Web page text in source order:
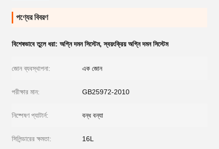
পণ্যের বিবরণ
বিশেষভাবে তুলে ধরা: অগ্নি দমন সিস্টেম,স্বয়ংক্রিয় অগ্নি দমন সিস্টেম
জোন ব্যবস্থাপনা: এক জোন
পরীক্ষার মান: GB25972-2010
নিষ্পেষণ প্যাটার্ন: বন্ধ বন্যা
সিলিন্ডারের ক্ষমতা: 16L